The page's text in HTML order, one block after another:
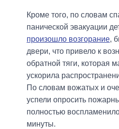
Кроме того, по словам
панической эвакуации
произошло возгорание,
двери, что привело к
обратной тяги, которая
ускорила
По словам вожатых и
успели опросить
полностью
минуты.